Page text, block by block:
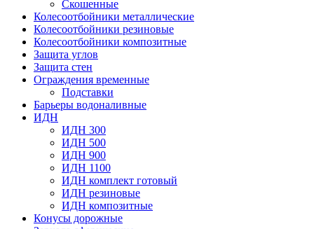
Скошенные
Колесоотбойники металлические
Колесоотбойники резиновые
Колесоотбойники композитные
Защита углов
Защита стен
Ограждения временные
Подставки
Барьеры водоналивные
ИДН
ИДН 300
ИДН 500
ИДН 900
ИДН 1100
ИДН комплект готовый
ИДН резиновые
ИДН композитные
Конусы дорожные